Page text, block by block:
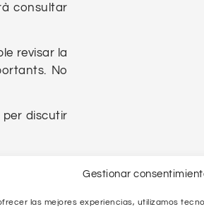
Gestionar
las mejores experiencias, utilizamos
consultar
revisar la
No
discutir
en la